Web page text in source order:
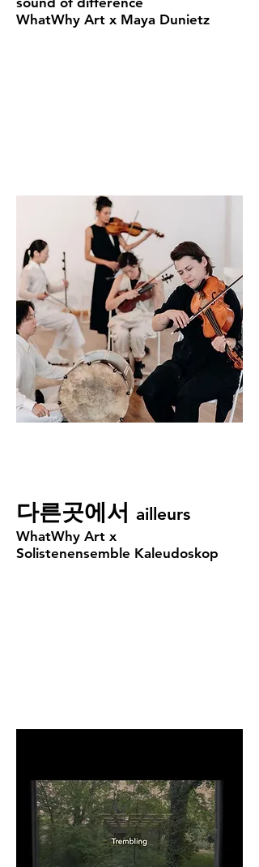
WhatWhy Art x Maya Dunietz
다른곳에서 ailleurs
WhatWhy Art x
Solistenensemble Kaleudoskop